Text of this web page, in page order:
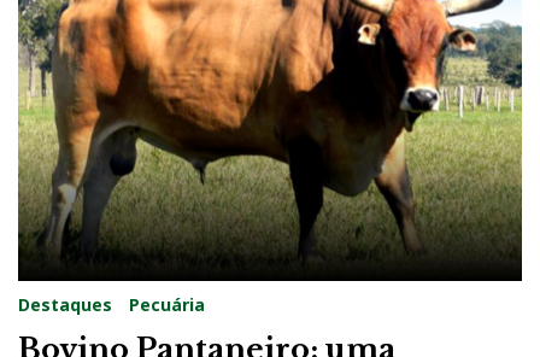
a
:
4
d
e
j
u
l
h
Destaques Pecuária
Bovino Pantaneiro: uma